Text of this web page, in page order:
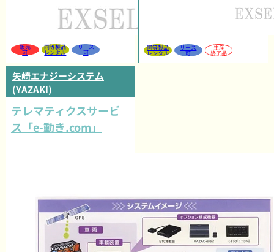
販売
可
同等製品
レンタル
リース
可
同等製品
レンタル
リース
可
生産
終了品
矢崎エナジーシステム
(YAZAKI)
テレマティクスサービ
ス「e-動き.com」